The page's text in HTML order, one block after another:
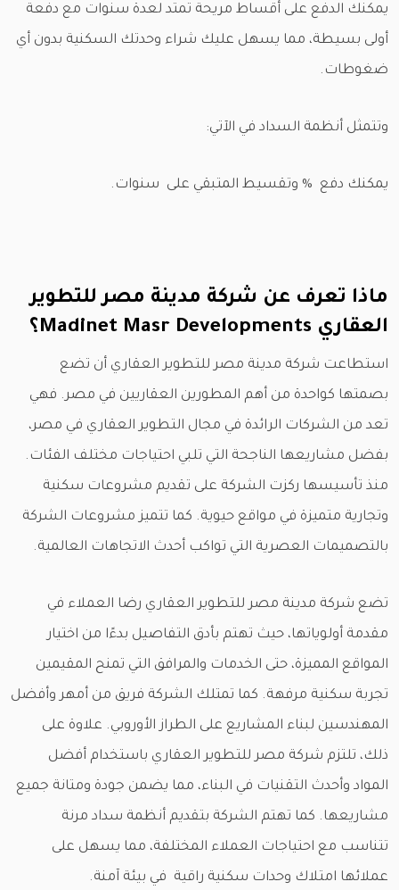
يمكنك الدفع على أقساط مريحة تمتد لعدة سنوات مع دفعة
أولى بسيطة، مما يسهل عليك شراء وحدتك السكنية بدون أي
ضغوطات.
وتتمثل أنظمة السداد في الآتي:
يمكنك دفع % وتقسيط المتبقي على سنوات.
ماذا تعرف عن شركة مدينة مصر للتطوير
العقاري Madinet Masr Developments؟
استطاعت شركة مدينة مصر للتطوير العقاري أن تضع
بصمتها كواحدة من أهم المطورين العقاريين في مصر. فهي
تعد من الشركات الرائدة في مجال التطوير العقاري في مصر،
بفضل مشاريعها الناجحة التي تلبي احتياجات مختلف الفئات.
منذ تأسيسها ركزت الشركة على تقديم مشروعات سكنية
وتجارية متميزة في مواقع حيوية. كما تتميز مشروعات الشركة
بالتصميمات العصرية التي تواكب أحدث الاتجاهات العالمية.
تضع شركة مدينة مصر للتطوير العقاري رضا العملاء في
مقدمة أولوياتها، حيث تهتم بأدق التفاصيل بدءًا من اختيار
المواقع المميزة، حتى الخدمات والمرافق التي تمنح المقيمين
تجربة سكنية مرفهة. كما تمتلك الشركة فريق من أمهر وأفضل
المهندسين لبناء المشاريع على الطراز الأوروبي. علاوة على
ذلك، تلتزم شركة مصر للتطوير العقاري باستخدام أفضل
المواد وأحدث التقنيات في البناء، مما يضمن جودة ومتانة جميع
مشاريعها. كما تهتم الشركة بتقديم أنظمة سداد مرنة
تتناسب مع احتياجات العملاء المختلفة، مما يسهل على
عملائها امتلاك وحدات سكنية راقية في بيئة آمنة.